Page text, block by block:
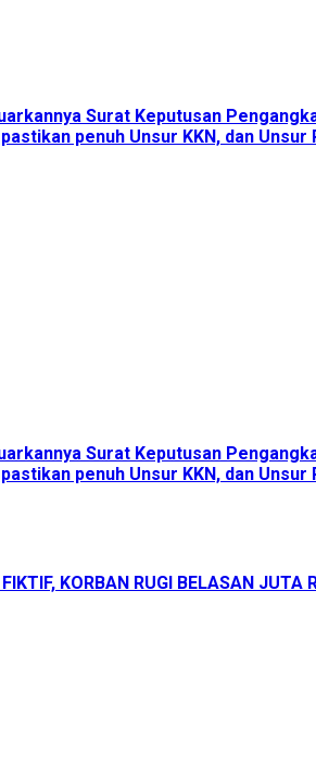
Surat Keputusan
penuh Unsur KKN, dan Unsur
Surat Keputusan
penuh Unsur KKN, dan Unsur
KORBAN RUGI BELASAN JUTA